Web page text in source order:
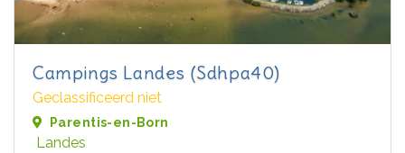
Campings Landes (Sdhpa40)
Geclassificeerd niet
Parentis-en-Born
Landes